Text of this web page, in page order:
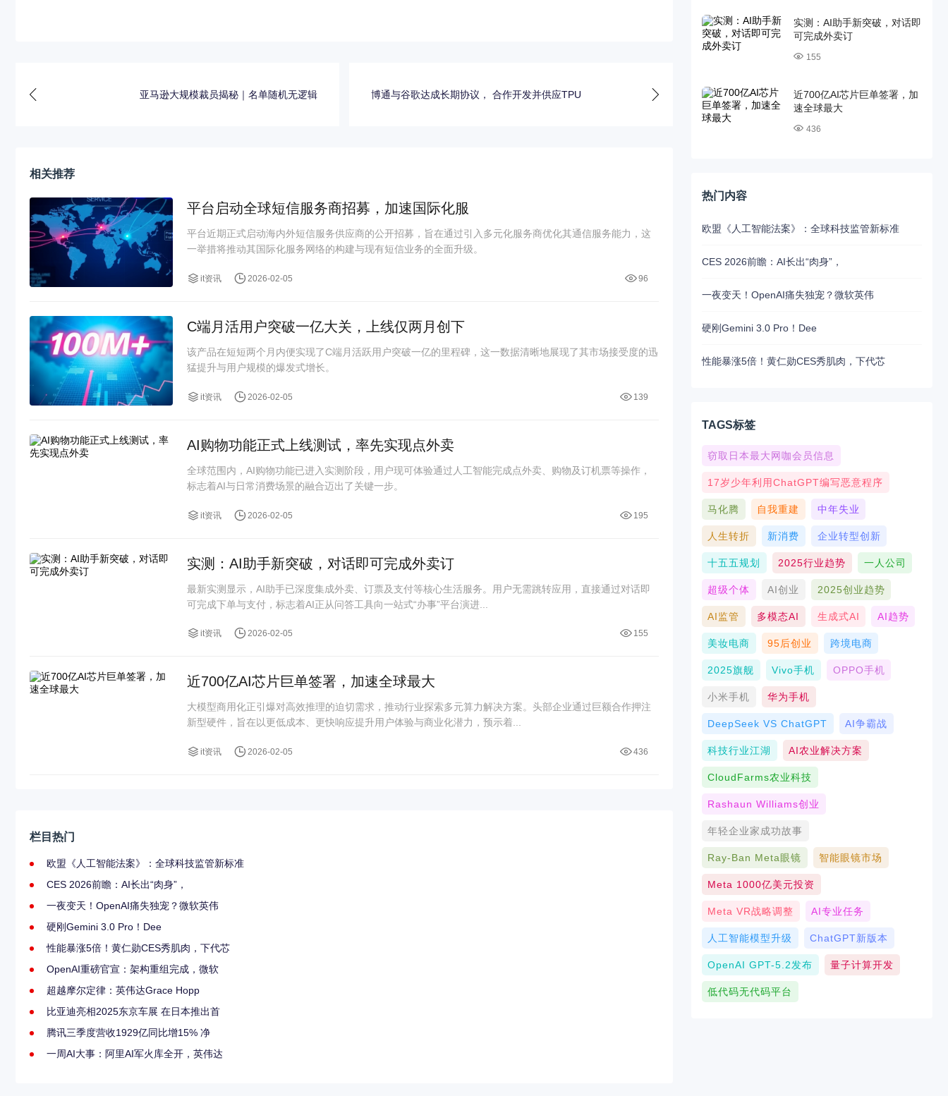
亚马逊大规模裁员揭秘｜名单随机无逻辑 博通与谷歌达成长期协议， 合作开发并供应TPU
相关推荐
平台启动全球短信服务商招募，加速国际化服
平台近期正式启动海内外短信服务供应商的公开招募，旨在通过引入多元化服务商优化其通信服务能力，这
一举措将推动其国际化服务网络的构建与现有短信业务的全面升级。
it资讯 2026-02-05 96
C端月活用户突破一亿大关，上线仅两月创下
该产品在短短两个月内便实现了C端月活跃用户突破一亿的里程碑，这一数据清晰地展现了其市场接受度的迅
猛提升与用户规模的爆发式增长。
it资讯 2026-02-05 139
AI购物功能正式上线测试，率先实现点外卖
全球范围内，AI购物功能已进入实测阶段，用户现可体验通过人工智能完成点外卖、购物及订机票等操作，
标志着AI与日常消费场景的融合迈出了关键一步。
it资讯 2026-02-05 195
实测：AI助手新突破，对话即可完成外卖订
最新实测显示，AI助手已深度集成外卖、订票及支付等核心生活服务。用户无需跳转应用，直接通过对话即
可完成下单与支付，标志着AI正从问答工具向一站式“办事”平台演进...
it资讯 2026-02-05 155
近700亿AI芯片巨单签署，加速全球最大
大模型商用化正引爆对高效推理的迫切需求，推动行业探索多元算力解决方案。头部企业通过巨额合作押注
新型硬件，旨在以更低成本、更快响应提升用户体验与商业化潜力，预示着...
it资讯 2026-02-05 436
栏目热门
欧盟《人工智能法案》：全球科技监管新标准
CES 2026前瞻：AI长出“肉身”，
一夜变天！OpenAI痛失独宠？微软英伟
硬刚Gemini 3.0 Pro！Dee
性能暴涨5倍！黄仁勋CES秀肌肉，下代芯
OpenAI重磅官宣：架构重组完成，微软
超越摩尔定律：英伟达Grace Hopp
比亚迪亮相2025东京车展 在日本推出首
腾讯三季度营收1929亿同比增15% 净
一周AI大事：阿里AI军火库全开，英伟达
实测：AI助手新突破，对话即
可完成外卖订
155
近700亿AI芯片巨单签署，加
速全球最大
436
热门内容
欧盟《人工智能法案》：全球科技监管新标准
CES 2026前瞻：AI长出“肉身”，
一夜变天！OpenAI痛失独宠？微软英伟
硬刚Gemini 3.0 Pro！Dee
性能暴涨5倍！黄仁勋CES秀肌肉，下代芯
TAGS标签
窃取日本最大网咖会员信息
17岁少年利用ChatGPT编写恶意程序
马化腾 自我重建 中年失业
人生转折 新消费 企业转型创新
十五五规划 2025行业趋势 一人公司
超级个体 AI创业 2025创业趋势
AI监管 多模态AI 生成式AI AI趋势
美妆电商 95后创业 跨境电商
2025旗舰 Vivo手机 OPPO手机
小米手机 华为手机
DeepSeek VS ChatGPT AI争霸战
科技行业江湖 AI农业解决方案
CloudFarms农业科技
Rashaun Williams创业
年轻企业家成功故事
Ray-Ban Meta眼镜 智能眼镜市场
Meta 1000亿美元投资
Meta VR战略调整 AI专业任务
人工智能模型升级 ChatGPT新版本
OpenAI GPT-5.2发布 量子计算开发
低代码无代码平台